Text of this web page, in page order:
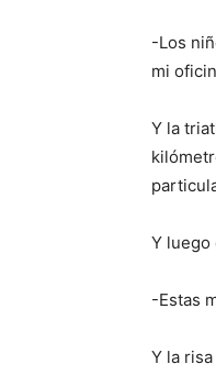
-Los
mi
Y la
Y luego
-Estas
Y la